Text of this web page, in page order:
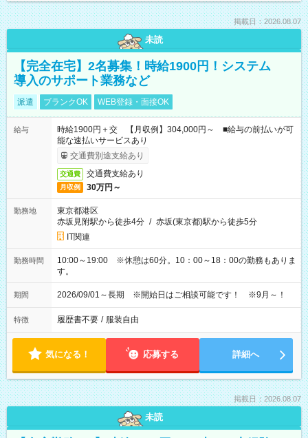
掲載日：2026.08.07
未読
【完全在宅】2名募集！時給1900円！システム
導入のサポート業務など
派遣 ブランクOK WEB登録・面接OK
給与
時給1900円＋交 【月収例】304,000円～ ■給与の前払いが可
能な速払いサービスあり
交通費別途支給あり
交通費 交通費支給あり
月収例 30万円～
勤務地
東京都港区
赤坂見附駅から徒歩4分 / 赤坂(東京都)駅から徒歩5分
IT関連
勤務時間
10:00～19:00 ※休憩は60分。10：00～18：00の勤務もありま
す。
期間 2026/09/01～長期 ※開始日はご相談可能です！ ※9月～！
特徴 履歴書不要 / 服装自由
気になる！ 応募する 詳細へ
掲載日：2026.08.07
未読